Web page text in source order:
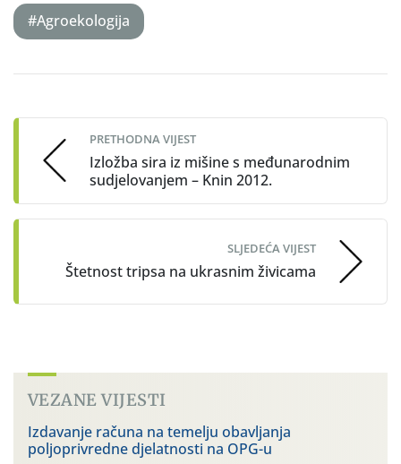
#Agroekologija
navigation
PRETHODNA VIJEST
Izložba sira iz mišine s međunarodnim
sudjelovanjem – Knin 2012.
SLJEDEĆA VIJEST
Štetnost tripsa na ukrasnim živicama
VEZANE VIJESTI
Izdavanje računa na temelju obavljanja
poljoprivredne djelatnosti na OPG-u